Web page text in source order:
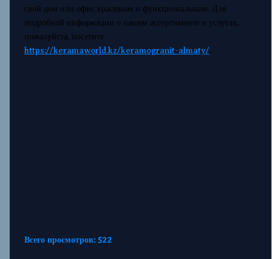
свой дом или офис красивым и функциональным. Для
подробной информации о нашем ассортименте и услугах,
пожалуйста, посетите
https://keramaworld.kz/keramogranit-almaty/.
Всего просмотров: 522